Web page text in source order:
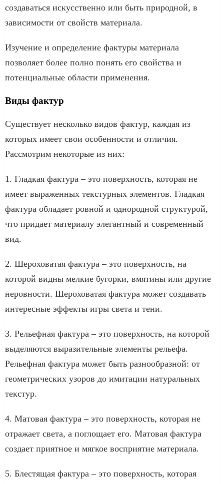
создаваться искусственно или быть природной, в
зависимости от свойств материала.
Изучение и определение фактуры материала
позволяет более полно понять его свойства и
потенциальные области применения.
Виды фактур
Существует несколько видов фактур, каждая из
которых имеет свои особенности и отличия.
Рассмотрим некоторые из них:
1. Гладкая фактура – это поверхность, которая не
имеет выраженных текстурных элементов. Гладкая
фактура обладает ровной и однородной структурой,
что придает материалу элегантный и современный
вид.
2. Шероховатая фактура – это поверхность, на
которой видны мелкие бугорки, вмятины или другие
неровности. Шероховатая фактура может создавать
интересные эффекты игры света и тени.
3. Рельефная фактура – это поверхность, на которой
выделяются выразительные элементы рельефа.
Рельефная фактура может быть разнообразной: от
геометрических узоров до имитации натуральных
текстур.
4. Матовая фактура – это поверхность, которая не
отражает света, а поглощает его. Матовая фактура
создает приятное и мягкое восприятие материала.
5. Блестящая фактура – это поверхность, которая